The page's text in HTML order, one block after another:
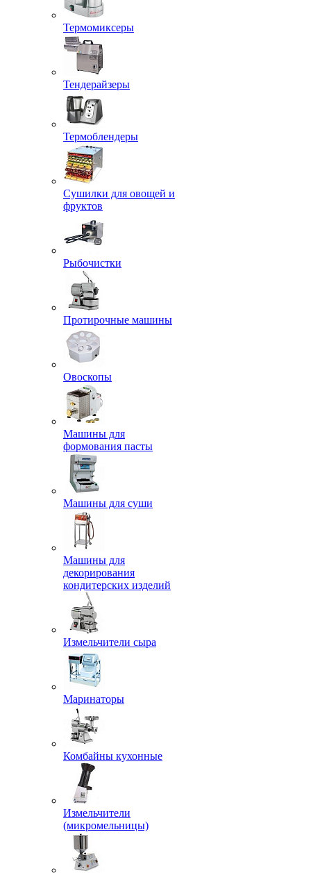
Термомиксеры
Тендерайзеры
Термоблендеры
Сушилки для овощей и
фруктов
Рыбочистки
Протирочные машины
Овоскопы
Машины для
формования пасты
Машины для суши
Машины для
декорирования
кондитерских изделий
Измельчители сыра
Маринаторы
Комбайны кухонные
Измельчители
(микромельницы)